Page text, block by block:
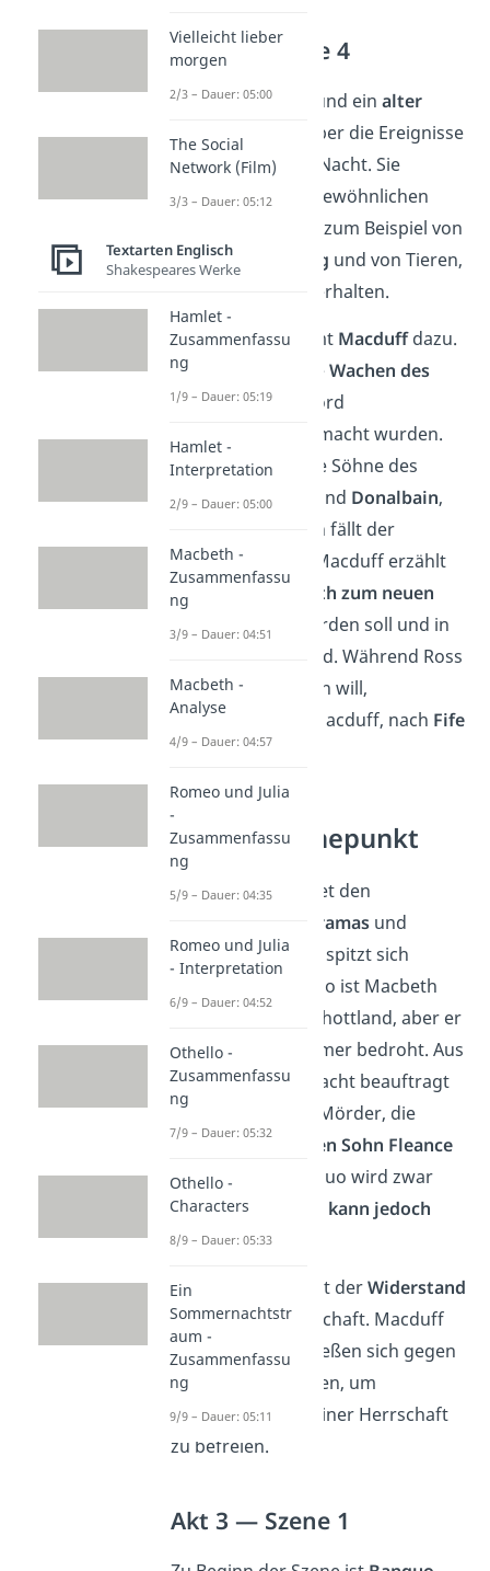
Akt 2 — Szene 4
Der AdeligeRoss und einalter
Mann
sprechen über die Ereignisse
der vergangenen Nacht. Sie
berichten von ungewöhnlichen
Naturereignissen, zum Beispiel von
Dunkelheit am Tag und von Tieren,
die sich seltsam verhalten.
Kurz darauf kommt Macduffdazu.
Er erklärt, dass dieWachen des
Königsfür den Mord
verantwortlich gemacht wurden.
Außerdem sind die Söhne des
Königs,Malcolm und Donalbain,
geflohen. Dadurch fällt der
Verdacht auf sie. Macduff erzählt
auch, dass
Macbeth zum neuen
König ernannt
werden soll und in
gekrönt wird. Während Ross
zur Krönung reisen will,
entscheidet sich Macduff, nach Fife
zu gehen.
Akt 3 — Höhepunkt
Der dritte Akt bildet den
Höhepunkt des Dramas und
Macbeths Konflikt spitzt sich
immer weiter zu. So ist Macbeth
zwar König von Schottland, aber er
fühlt sich noch immer bedroht. Aus
Angst um seine Macht beauftragt
Macbeth deshalb Mörder, die
Banquo und dessen Sohn Fleance
töten sollen
. Banquo wird zwar
ermordet,
Fleance kann jedoch
fliehen.
Gleichzeitig wächst derWiderstand
gegen seine Herrschaft. Macduff
und Malcolm schließen sich gegen
Macbeth zusammen, um
Schottlandvon seiner Herrschaft
zu befreien.
Akt 3 — Szene 1
Vielleicht lieber
morgen
2/3 – Dauer: 05:00
The Social
Network (Film)
3/3 – Dauer: 05:12
Textarten Englisch
Shakespeares Werke
Hamlet -
Zusammenfassu
ng
1/9 – Dauer: 05:19
Hamlet -
Interpretation
2/9 – Dauer: 05:00
Macbeth -
Zusammenfassu
ng
3/9 – Dauer: 04:51
Macbeth -
Analyse
4/9 – Dauer: 04:57
Romeo und Julia
-
Zusammenfassu
ng
5/9 – Dauer: 04:35
Romeo und Julia
- Interpretation
6/9 – Dauer: 04:52
Othello -
Zusammenfassu
ng
7/9 – Dauer: 05:32
Othello -
Characters
8/9 – Dauer: 05:33
Ein
Sommernachtstr
aum -
Zusammenfassu
ng
9/9 – Dauer: 05:11